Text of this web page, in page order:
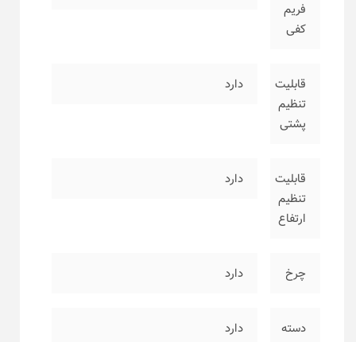
فریم
کفی
قابلیت
تنظیم
پشتی
دارد
قابلیت
تنظیم
ارتفاع
دارد
چرخ دارد
دسته دارد